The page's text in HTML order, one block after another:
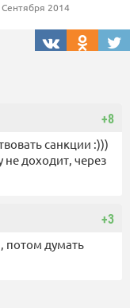
2014
+8
санкции :)))
не доходит, через
+3
потом думать